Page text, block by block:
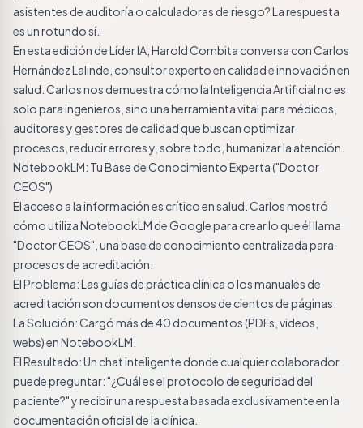
asistentes de auditoría o calculadoras de riesgo? La respuesta
es un rotundo sí.
En esta edición de Líder IA, Harold Combita conversa con Carlos
Hernández Lalinde, consultor experto en calidad e innovación en
salud. Carlos nos demuestra cómo la Inteligencia Artificial no es
solo para ingenieros, sino una herramienta vital para médicos,
auditores y gestores de calidad que buscan optimizar
procesos, reducir errores y, sobre todo, humanizar la atención.
NotebookLM: Tu Base de Conocimiento Experta ("Doctor
CEOS")
El acceso a la información es crítico en salud. Carlos mostró
cómo utiliza NotebookLM de Google para crear lo que él llama
"Doctor CEOS", una base de conocimiento centralizada para
procesos de acreditación.
El Problema: Las guías de práctica clínica o los manuales de
acreditación son documentos densos de cientos de páginas.
La Solución: Cargó más de 40 documentos (PDFs, videos,
webs) en NotebookLM.
El Resultado: Un chat inteligente donde cualquier colaborador
puede preguntar: "¿Cuál es el protocolo de seguridad del
paciente?" y recibir una respuesta basada exclusivamente en la
documentación oficial de la clínica.